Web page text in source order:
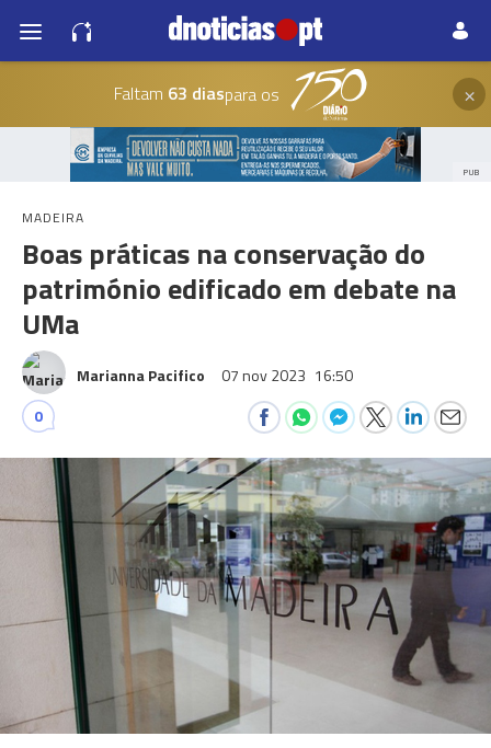
Faltam 63 diaspara os ×
PUB
MADEIRA
Boas práticas na conservação do
património edificado em debate na
UMa
Marianna Pacifico 07 nov 2023 16:50
0